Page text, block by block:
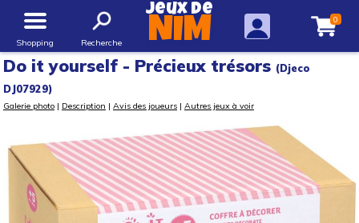
Shopping Recherche
Jeux de
NIM 0
Do it yourself - Précieux trésors (Djeco
DJ07929)
Galerie photo | Description | Avis des joueurs | Autres jeux à voir